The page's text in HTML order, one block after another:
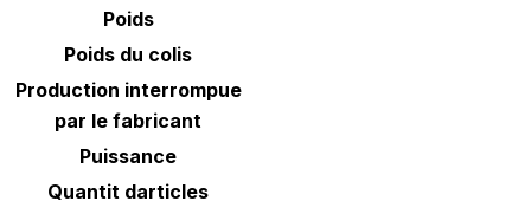
Poids
Poids du colis
Production interrompue
par le fabricant
Puissance
Quantit darticles